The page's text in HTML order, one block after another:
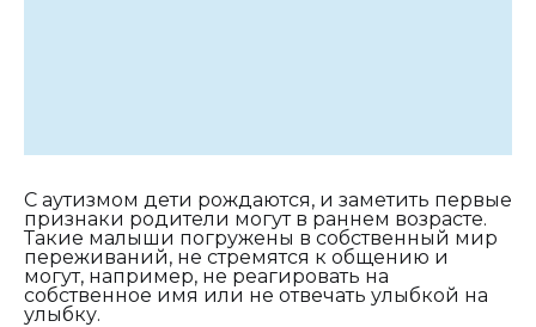
С аутизмом дети рождаются, и заметить первые
признаки родители могут в раннем возрасте.
Такие малыши погружены в собственный мир
переживаний, не стремятся к общению и
могут, например, не реагировать на
собственное имя или не отвечать улыбкой на
улыбку.